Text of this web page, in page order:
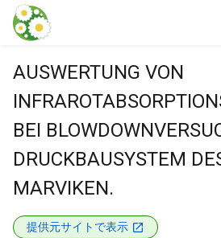
本文に飛ぶ
AUSWERTUNG VON
BEI
DRUCKBAUSYSTEM
MARVIKEN.
提供元サイトで表示